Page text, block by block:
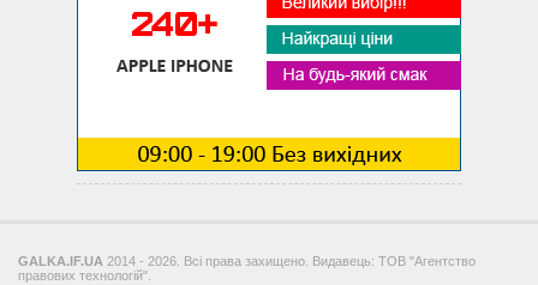
GALKA.IF.UA 2014 - 2026. Всі права захищено. Видавець: ТОВ "Агентство
правових технологій".